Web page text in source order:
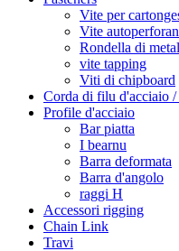
Vite per
Vite
Rondella di
vite tapping
Viti di chipboard
Corda di filu d'acciaio /
Profile d'acciaio
Bar piatta
I bearnu
Barra deformata
Barra d'angolo
raggi H
Accessori rigging
Chain Link
Travi